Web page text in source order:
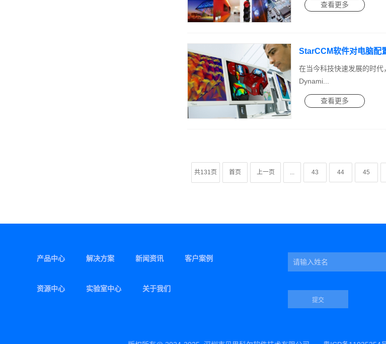
查看更多
StarCCM软件对电脑配
在当今科技快速发展的时
Dynami...
查看更多
共131页 首页 上一页 ... 43 44 45
产品中心 解决方案 新闻资讯 客户案例
资源中心 实验室中心 关于我们